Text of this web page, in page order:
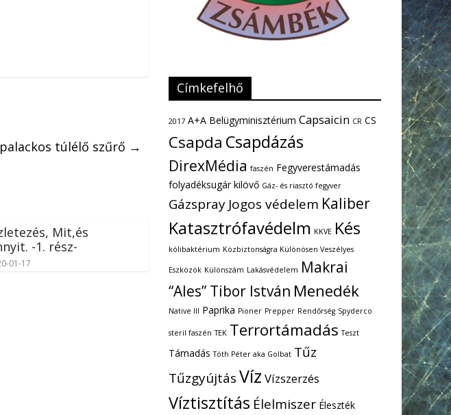
túlélő szűrő →
Mit,és
-1. rész-
01-17
Címkefelhő
2017 A+A Belügyminisztérium Capsaicin CR CS
Csapda Csapdázás
DirexMédia faszén Fegyverestámadás
folyadéksugár kilövő Gáz- és riasztó fegyver
Gázspray Jogos védelem Kaliber
Katasztrófavédelm KKVE Kés
kólibaktérium Közbiztonságra Különösen Veszélyes
Eszközök Különszám Lakásvédelem Makrai
“Ales” Tibor István Menedék
Native III Paprika Pioner Prepper Rendőrség Spyderco
steril faszén TEK Terrortámadás Teszt
Támadás Tóth Péter aka Golbat Tűz
TűzgyújtásVíz Vízszerzés
Víztisztítás Élelmiszer Éleszték